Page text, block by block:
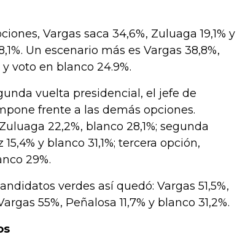
Vargas saca 34,6%, Zuluaga 19,1% y
Un escenario más es Vargas 38,8%,
y voto en blanco 24.9%.
vuelta presidencial, el jefe de
frente a las demás opciones.
22,2%, blanco 28,1%; segunda
y blanco 31,1%; tercera opción,
29%.
verdes así quedó: Vargas 51,5%,
55%, Peñalosa 11,7% y blanco 31,2%.